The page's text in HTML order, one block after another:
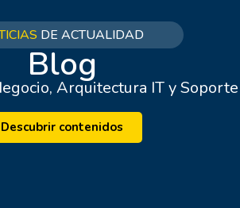
DE ACTUALIDAD
Blog
Arquitectura IT y Soporte
Descubrir contenidos